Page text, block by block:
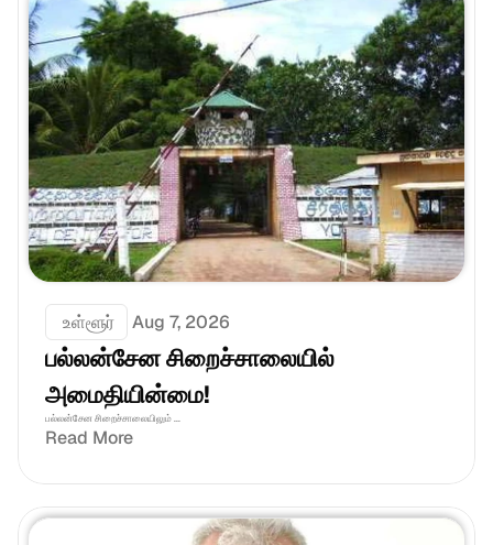
உள்ளூர் Aug 7, 2026
பல்லன்சேன சிறைச்சாலையில்
அமைதியின்மை!
பல்லன்சேன சிறைச்சாலையிலும் ...
Read More